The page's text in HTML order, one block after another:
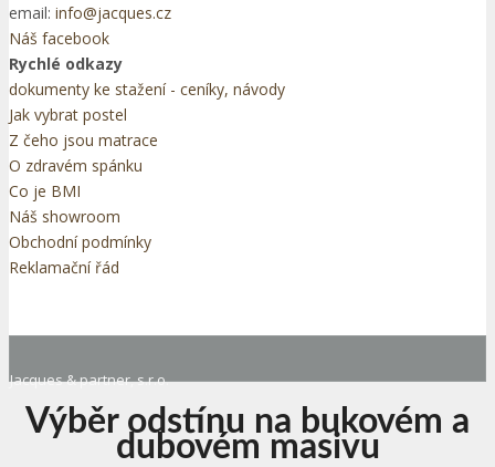
email: info@jacques.cz
Náš facebook
Rychlé odkazy
dokumenty ke stažení - ceníky, návody
Jak vybrat postel
Z čeho jsou matrace
O zdravém spánku
Co je BMI
Náš showroom
Obchodní podmínky
Reklamační řád
Jacques & partner, s.r.o.
Výběr odstínu na bukovém a
dubovém masivu